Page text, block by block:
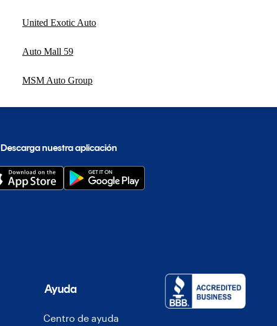
United Exotic Auto
Auto Mall 59
MSM Auto Group
Descarga nuestra aplicación
Ayuda
Centro de ayuda